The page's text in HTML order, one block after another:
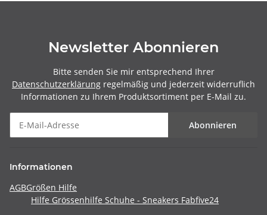
Newsletter Abonnieren
Bitte senden Sie mir entsprechend Ihrer
Datenschutzerklärung regelmäßig und jederzeit widerruflich
Informationen zu Ihrem Produktsortiment per E-Mail zu.
Abonnieren
Informationen
AGBGrößen Hilfe
Hilfe Grössenhilfe Schuhe - Sneakers Fabfive24